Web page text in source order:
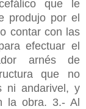
que le
produjo por el
contar con las
efectuar el
arnés de
que no
ni andarivel, y
la obra. 3.- Al